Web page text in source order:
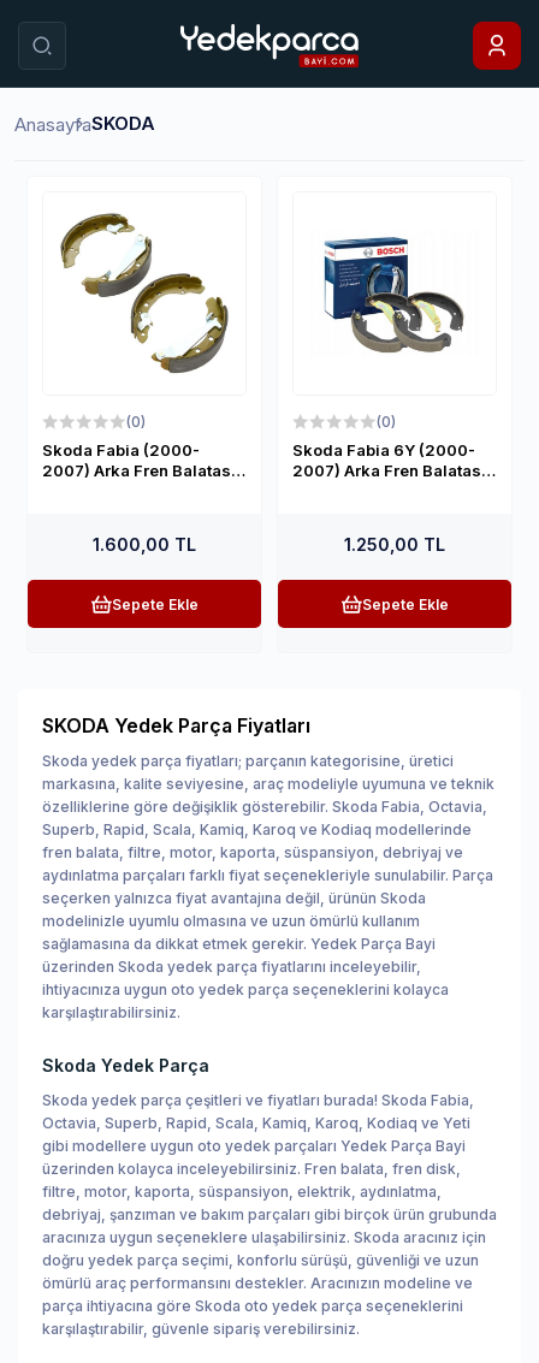
Aramayı aç veya kapat
AnasayfaSKODA
(0)
Skoda Fabia (2000-
2007) Arka Fren Balatası
1.600,00 TL
Sepete Ekle
(0)
Skoda Fabia 6Y (2000-
2007) Arka Fren Balatası
1.250,00 TL
Sepete Ekle
SKODA Yedek Parça Fiyatları
Skoda yedek parça fiyatları; parçanın kategorisine, üretici
markasına, kalite seviyesine, araç modeliyle uyumuna ve teknik
özelliklerine göre değişiklik gösterebilir. Skoda Fabia, Octavia,
Superb, Rapid, Scala, Kamiq, Karoq ve Kodiaq modellerinde
fren balata, filtre, motor, kaporta, süspansiyon, debriyaj ve
aydınlatma parçaları farklı fiyat seçenekleriyle sunulabilir. Parça
seçerken yalnızca fiyat avantajına değil, ürünün Skoda
modelinizle uyumlu olmasına ve uzun ömürlü kullanım
sağlamasına da dikkat etmek gerekir. Yedek Parça Bayi
üzerinden Skoda yedek parça fiyatlarını inceleyebilir,
ihtiyacınıza uygun oto yedek parça seçeneklerini kolayca
karşılaştırabilirsiniz.
Skoda Yedek Parça
Skoda yedek parça çeşitleri ve fiyatları burada! Skoda Fabia,
Octavia, Superb, Rapid, Scala, Kamiq, Karoq, Kodiaq ve Yeti
gibi modellere uygun oto yedek parçaları Yedek Parça Bayi
üzerinden kolayca inceleyebilirsiniz. Fren balata, fren disk,
filtre, motor, kaporta, süspansiyon, elektrik, aydınlatma,
debriyaj, şanzıman ve bakım parçaları gibi birçok ürün grubunda
aracınıza uygun seçeneklere ulaşabilirsiniz. Skoda aracınız için
doğru yedek parça seçimi, konforlu sürüşü, güvenliği ve uzun
ömürlü araç performansını destekler. Aracınızın modeline ve
parça ihtiyacına göre Skoda oto yedek parça seçeneklerini
karşılaştırabilir, güvenle sipariş verebilirsiniz.